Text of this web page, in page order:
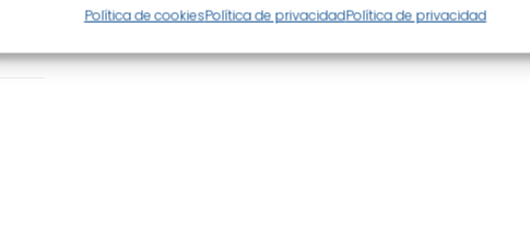
Política de cookiesPolítica de privacidadPolítica de privacidad